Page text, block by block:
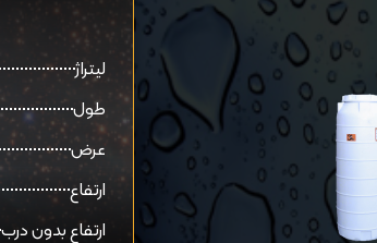
لیتراژ
طول
عرض
ارتفاع
ارتفاع بدون درب